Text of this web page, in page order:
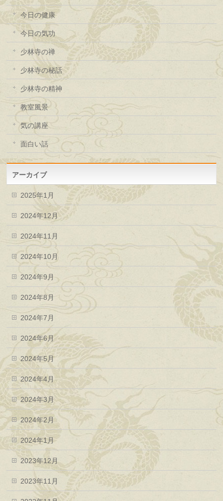
今日の健康
今日の気功
少林寺の禅
少林寺の秘話
少林寺の精神
教室風景
気の講座
面白い話
アーカイブ
2025年1月
2024年12月
2024年11月
2024年10月
2024年9月
2024年8月
2024年7月
2024年6月
2024年5月
2024年4月
2024年3月
2024年2月
2024年1月
2023年12月
2023年11月